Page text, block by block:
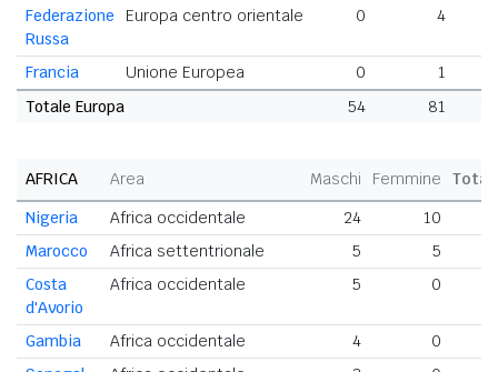
Federazione
Russa
Europa centro orientale 0 4
Francia Unione Europea 0
1
Totale Europa
54 81
AFRICA Area Maschi Femmine
Nigeria
Africa occidentale 24 10
Marocco
Africa settentrionale 5 5
Costa
d'Avorio
Africa occidentale 5 0
Gambia Africa occidentale 4 0